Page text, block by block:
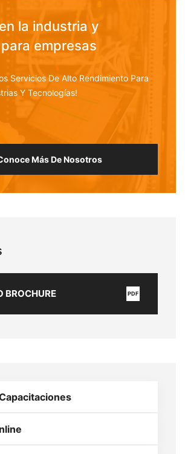
la industria y
empresas
Servicios De Alto Rendimiento Para
Y Tecnologías!
Más De Nosotros
BROCHURE PDF